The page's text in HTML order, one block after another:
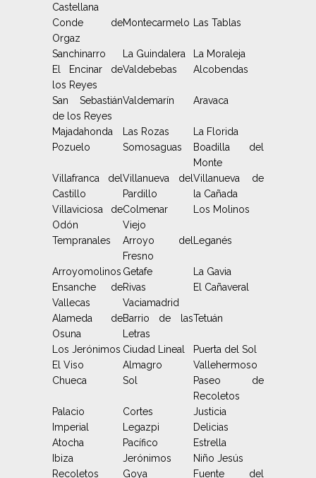
Castellana
Conde de
Orgaz
Montecarmelo Las Tablas
Sanchinarro La Guindalera
La Moraleja
El Encinar de
los Reyes
Valdebebas Alcobendas
San Sebastián
de los Reyes
Valdemarín Aravaca
Majadahonda Las Rozas
La Florida
Pozuelo
Somosaguas
Boadilla del
Monte
Villafranca del
Castillo
Villanueva del
Pardillo
Villanueva de
la Cañada
Villaviciosa de
Odón
Colmenar
Viejo
Los Molinos
Tempranales
Arroyo del
Fresno
Leganés
Arroyomolinos Getafe
La Gavia
Ensanche de
Vallecas
Rivas
Vaciamadrid
El Cañaveral
Alameda de
Osuna
Barrio de las
Letras
Tetuán
Los Jerónimos Ciudad Lineal
Puerta del Sol
El Viso
Almagro
Vallehermoso
Chueca
Sol
Paseo de
Recoletos
Palacio
Cortes
Justicia
Imperial
Legazpi
Delicias
Atocha
Pacífico
Estrella
Ibiza
Jerónimos
Niño Jesús
Recoletos
Goya
Fuente del